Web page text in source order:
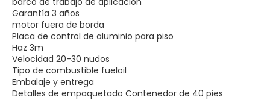
Garantía 3 años
motor fuera de borda
Placa de control de aluminio para piso
Haz 3m
Velocidad 20-30 nudos
Tipo de combustible fueloil
Embalaje y entrega
Detalles de empaquetado Contenedor de 40 pies